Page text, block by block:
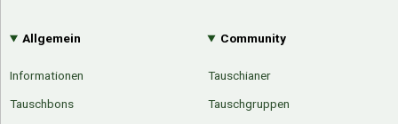
Twitter
Allgemein
Informationen
Tauschbons
Community
Tauschianer
Tauschgruppen